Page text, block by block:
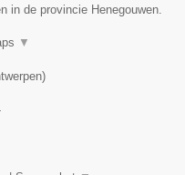
in de provincie Henegouwen.
▼
)